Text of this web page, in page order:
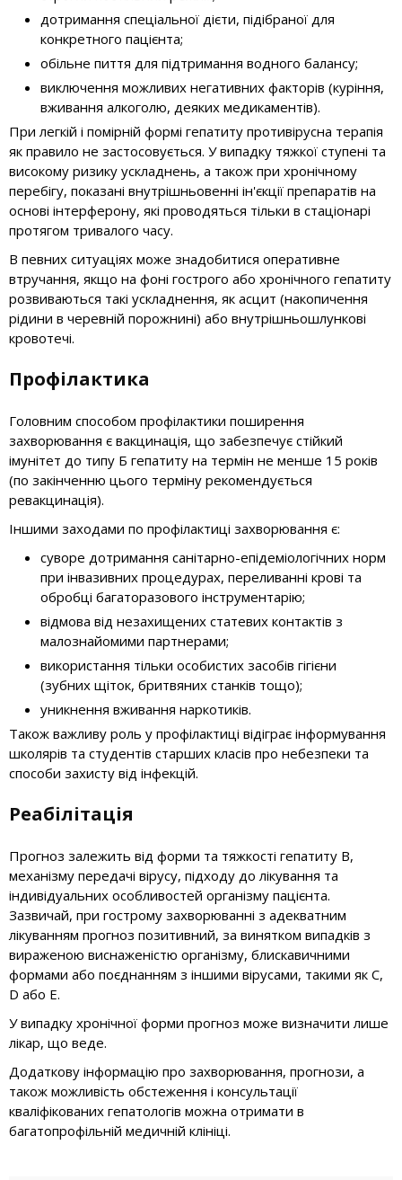
дотримання спеціальної дієти, підібраної для
конкретного пацієнта;
обільне пиття для підтримання водного балансу;
виключення можливих негативних факторів (куріння,
вживання алкоголю, деяких медикаментів).
При легкій і помірній формі гепатиту противірусна терапія
як правило не застосовується. У випадку тяжкої ступені та
високому ризику ускладнень, а також при хронічному
перебігу, показані внутрішньовенні ін'єкції препаратів на
основі інтерферону, які проводяться тільки в стаціонарі
протягом тривалого часу.
В певних ситуаціях може знадобитися оперативне
втручання, якщо на фоні гострого або хронічного гепатиту
розвиваються такі ускладнення, як асцит (накопичення
рідини в черевній порожнині) або внутрішньошлункові
кровотечі.
Профілактика
Головним способом профілактики поширення
захворювання є вакцинація, що забезпечує стійкий
імунітет до типу Б гепатиту на термін не менше 15 років
(по закінченню цього терміну рекомендується
ревакцинація).
Іншими заходами по профілактиці захворювання є:
суворе дотримання санітарно-епідеміологічних норм
при інвазивних процедурах, переливанні крові та
обробці багаторазового інструментарію;
відмова від незахищених статевих контактів з
малознайомими партнерами;
використання тільки особистих засобів гігієни
(зубних щіток, бритвяних станків тощо);
уникнення вживання наркотиків.
Також важливу роль у профілактиці відіграє інформування
школярів та студентів старших класів про небезпеки та
способи захисту від інфекцій.
Реабілітація
Прогноз залежить від форми та тяжкості гепатиту B,
механізму передачі вірусу, підходу до лікування та
індивідуальних особливостей організму пацієнта.
Зазвичай, при гострому захворюванні з адекватним
лікуванням прогноз позитивний, за винятком випадків з
вираженою виснаженістю організму, блискавичними
формами або поєднанням з іншими вірусами, такими як С,
D або E.
У випадку хронічної форми прогноз може визначити лише
лікар, що веде.
Додаткову інформацію про захворювання, прогнози, а
також можливість обстеження і консультації
кваліфікованих гепатологів можна отримати в
багатопрофільній медичній клініці.